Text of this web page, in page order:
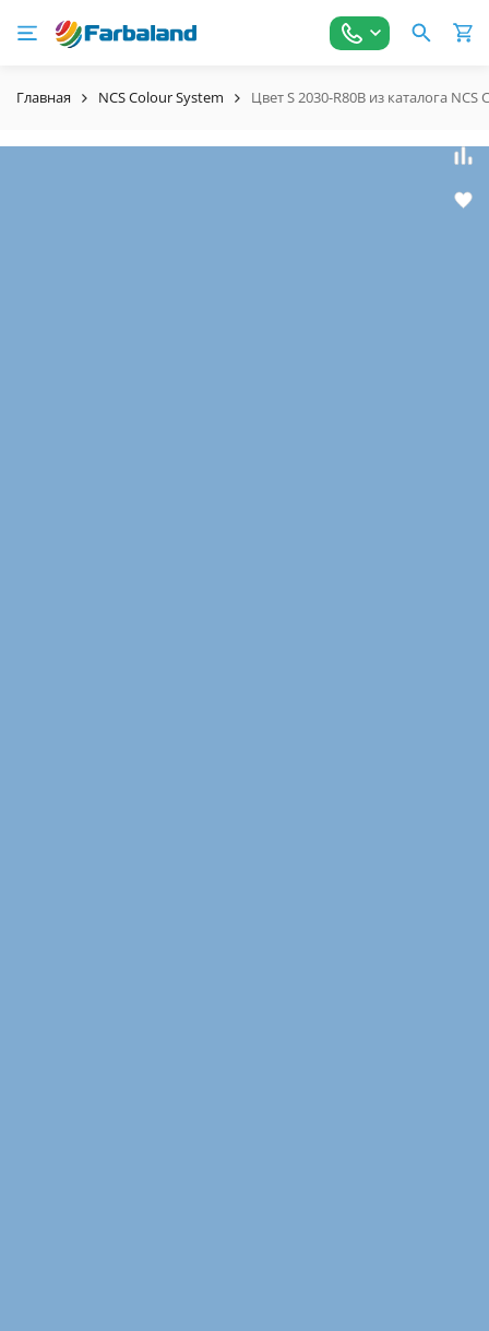
Главная NCS Colour System Цвет S 2030-R80B из каталога NCS